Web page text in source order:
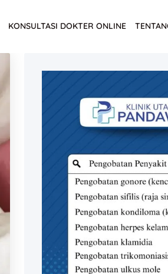
KONSULTASI DOKTER ONLINE